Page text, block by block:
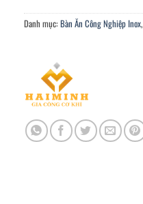
Danh mục: Bàn Ăn Công Nghiệp Inox,